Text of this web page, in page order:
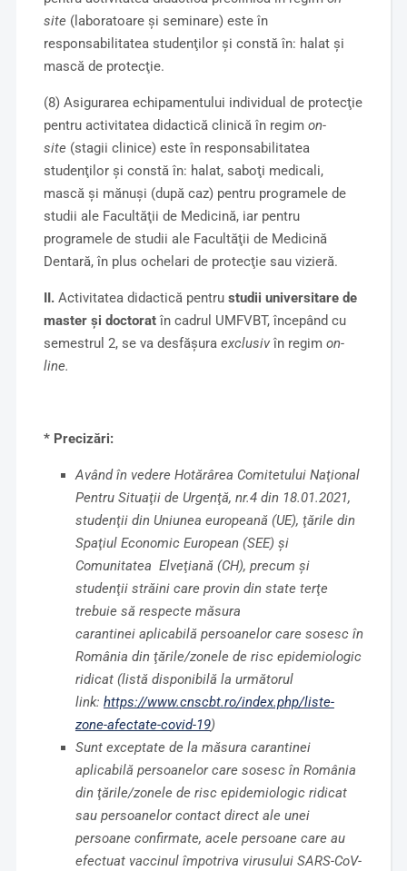
site (laboratoare şi seminare) este în
responsabilitatea studenţilor şi constă în: halat şi
mască de protecţie.
(8) Asigurarea echipamentului individual de protecţie
pentru activitatea didactică clinică în regim on-
site (stagii clinice) este în responsabilitatea
studenţilor şi constă în: halat, saboţi medicali,
mască şi mănuşi (după caz) pentru programele de
studii ale Facultăţii de Medicină, iar pentru
programele de studii ale Facultăţii de Medicină
Dentară, în plus ochelari de protecţie sau vizieră.
II. Activitatea didactică pentru studii universitare de
master şi doctoratîn cadrul UMFVBT, începând cu
semestrul 2, se va desfăşura exclusivîn regimon-
line.
* Precizări:
Având în vedere Hotărârea Comitetului Naţional
Pentru Situaţii de Urgenţă, nr.4 din 18.01.2021,
studenţii din Uniunea europeană (UE), ţările din
Spaţiul Economic European (SEE) şi
Comunitatea Elveţiană (CH), precum şi
studenţii străini care provin din state terţe
trebuie să respecte măsura
carantinei aplicabilă persoanelor care sosesc în
România din ţările/zonele de risc epidemiologic
ridicat (listă disponibilă la următorul
link: https://www.cnscbt.ro/index.php/liste-
zone-afectate-covid-19)
Sunt exceptate de la măsura carantinei
aplicabilă persoanelor care sosesc în România
din ţările/zonele de risc epidemiologic ridicat
sau persoanelor contact direct ale unei
persoane confirmate, acele persoane care au
efectuat vaccinul împotriva virusului SARS-CoV-